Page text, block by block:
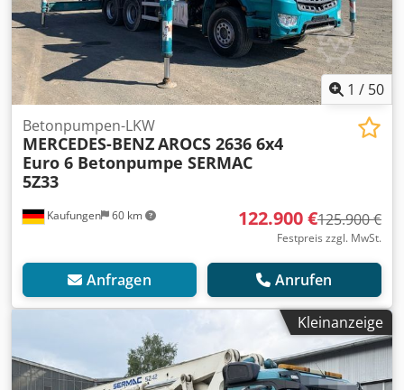
1 / 50
Kaufungen 60 km
Betonpumpen-LKW
MERCEDES-BENZAROCS 2636 6x4
Euro 6 Betonpumpe SERMAC
5Z33
122.900 €125.900 €
Festpreis zzgl. MwSt.
Anfragen Anrufen
Kleinanzeige